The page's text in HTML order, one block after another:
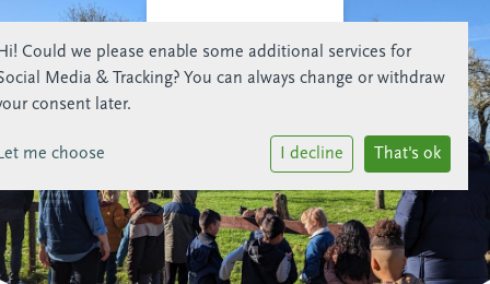
Could we please enable some additional services for
Media & Tracking? You can always change or withdraw
consent later.
me choose I decline That's ok